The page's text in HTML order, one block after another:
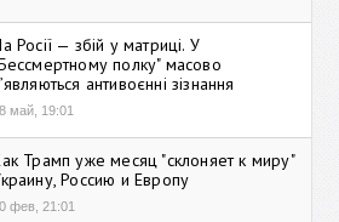
Росії — збій у матриці. У
полку" масово
антивоєнні зізнання
май, 19:01
Трамп уже месяц "склоняет к миру"
Россию и Европу
фев, 21:01